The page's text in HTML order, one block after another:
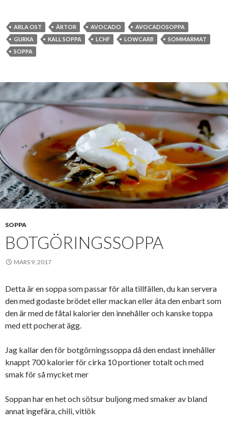
ARLA OST ÄRTOR AVOCADO
AVOCADOSOPPA
GURKA
KALL SOPPA LCHF LOWCARB
SOMMARMAT
SOPPA
SOPPA
BOTGÖRINGSSOPPA
MARS 9, 2017
Detta är en soppa som passar för alla tillfällen, du kan servera
den med godaste brödet eller mackan eller äta den enbart som
den är med de fåtal kalorier den innehåller och kanske toppa
med ett pocherat ägg.
Jag kallar den för botgörningssoppa då den endast innehåller
knappt 700 kalorier för cirka 10 portioner totalt och med
smak för så mycket mer
Soppan har en het och sötsur buljong med smaker av bland
annat ingefära, chili, vitlök